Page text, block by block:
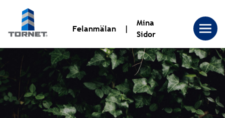
Tornet
Bostadsproduktion
Felanmälan
Mina
Sidor